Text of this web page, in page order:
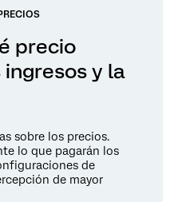
precio
y la
sobre los precios.
lo que pagarán los
de
de mayor